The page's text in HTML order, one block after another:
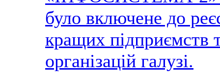
було включене до
кращих підприємств
організацій галузі.